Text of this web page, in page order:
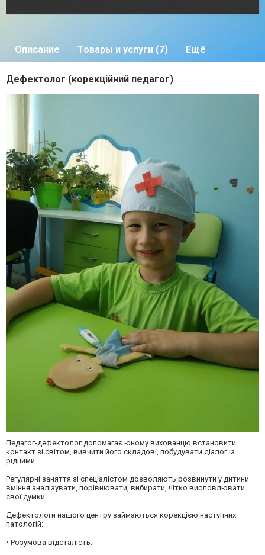
Описание Товары и услуги (7) Ещё
Дефектолог (корекційний педагог)
Педагог-дефектолог допомагає юному вихованцю встановити
контакт зі світом, вивчити його складові, побудувати діалог із
рідними.
Регулярні заняття зі спеціалістом дозволяють розвинути у дитини
вміння аналізувати, порівнювати, вибирати, чітко висловлювати
свої думки.
Дефектологи нашого центру займаються корекцією наступних
патологій:
• Розумова відсталість.